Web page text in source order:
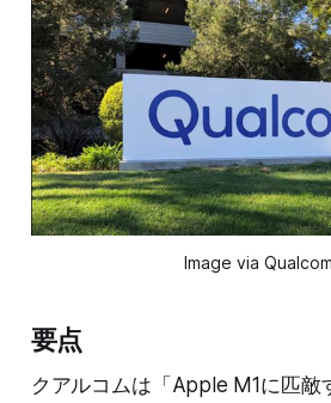
Image via
要点
クアルコムは「Apple M1に匹敵